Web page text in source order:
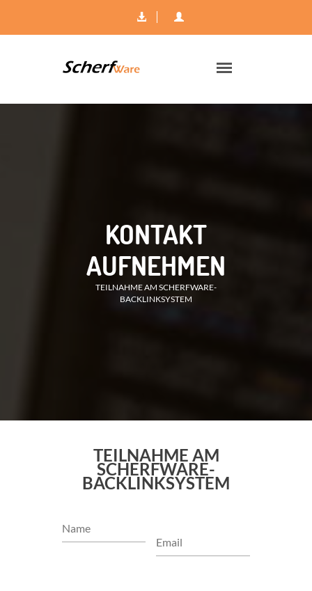
KONTAKT
AUFNEHMEN
TEILNAHME AM SCHERFWARE-
BACKLINKSYSTEM
TEILNAHME AM
SCHERFWARE-
BACKLINKSYSTEM